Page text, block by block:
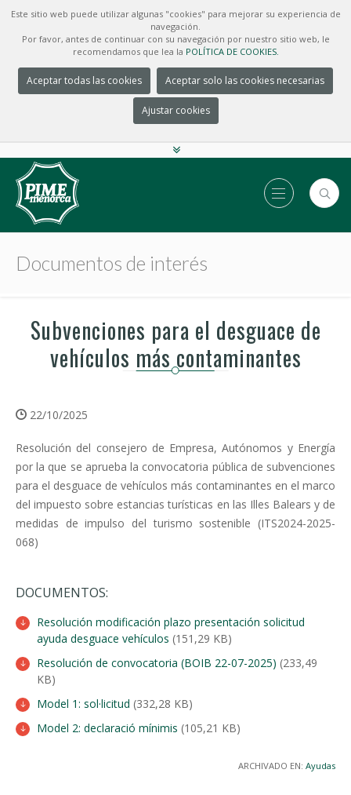
Este sitio web puede utilizar algunas "cookies" para mejorar su experiencia de
navegación.
Por favor, antes de continuar con su navegación por nuestro sitio web, le
recomendamos que lea la POLÍTICA DE COOKIES.
Aceptar todas las cookies Aceptar solo las cookies necesarias
Ajustar cookies
Documentos de interés
Subvenciones para el desguace de
vehículos más contaminantes
22/10/2025
Resolución del consejero de Empresa, Autónomos y Energía
por la que se aprueba la convocatoria pública de subvenciones
para el desguace de vehículos más contaminantes en el marco
del impuesto sobre estancias turísticas en las Illes Balears y de
medidas de impulso del turismo sostenible (ITS2024-2025-
068)
DOCUMENTOS:
Resolución modificación plazo presentación solicitud
ayuda desguace vehículos (151,29 KB)
Resolución de convocatoria (BOIB 22-07-2025) (233,49
KB)
Model 1: sol·licitud (332,28 KB)
Model 2: declaració mínimis (105,21 KB)
ARCHIVADO EN: Ayudas